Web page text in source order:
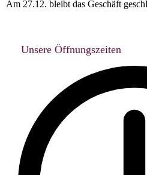
Am 27.12. bleibt das Geschäft
Unsere Öffnungszeiten